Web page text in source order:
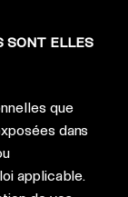
SONT ELLES
que
dans
applicable.